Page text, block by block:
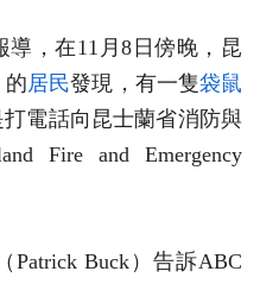
導，在11月8日傍晚，昆
的居民發現，有一隻袋鼠
電話向昆士蘭省消防與
Fire and Emergency
Patrick Buck）告訴ABC